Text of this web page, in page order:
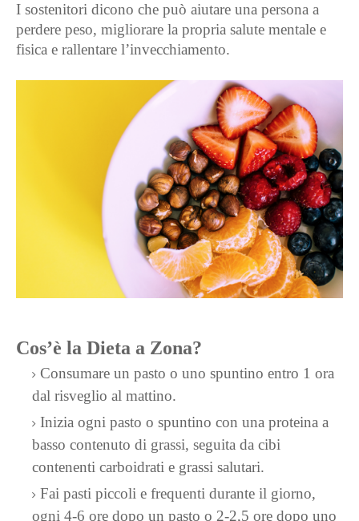
I sostenitori dicono che può aiutare una persona a
perdere peso, migliorare la propria salute mentale e
fisica e rallentare l’invecchiamento.
Cos’è la Dieta a Zona?
Consumare un pasto o uno spuntino entro 1 ora
dal risveglio al mattino.
Inizia ogni pasto o spuntino con una proteina a
basso contenuto di grassi, seguita da cibi
contenenti carboidrati e grassi salutari.
Fai pasti piccoli e frequenti durante il giorno,
ogni 4-6 ore dopo un pasto o 2-2,5 ore dopo uno